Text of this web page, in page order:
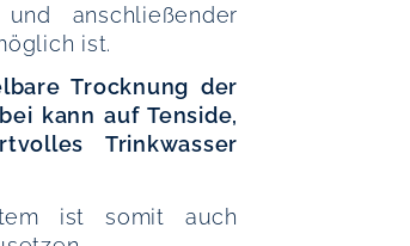
anschließender
ist.
Trocknung der
kann auf Tenside,
Trinkwasser
ist somit auch